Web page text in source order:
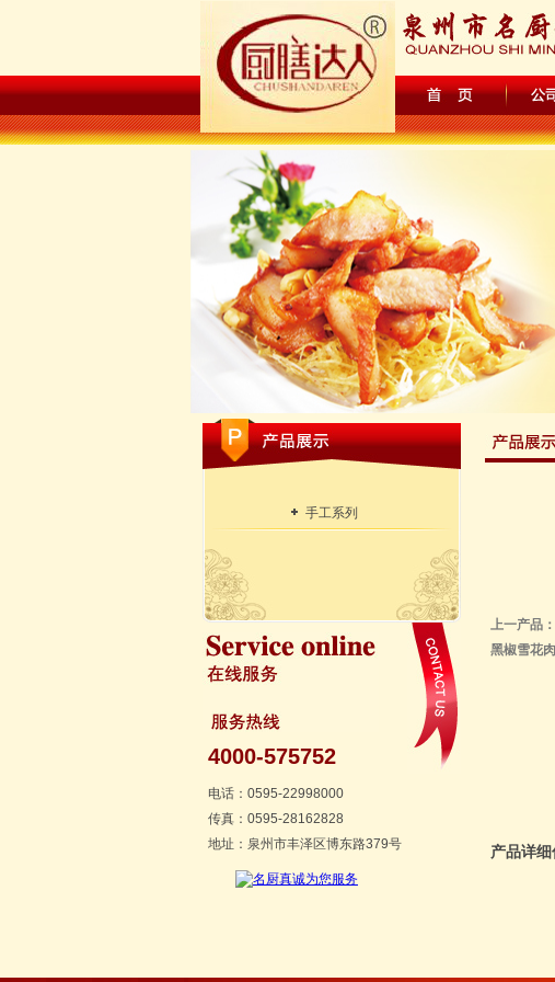
手工系列
4000-575752
电话：0595-22998000
传真：0595-28162828
地址：泉州市丰泽区博东路379号
上一产品：
黑椒雪花
产品详细